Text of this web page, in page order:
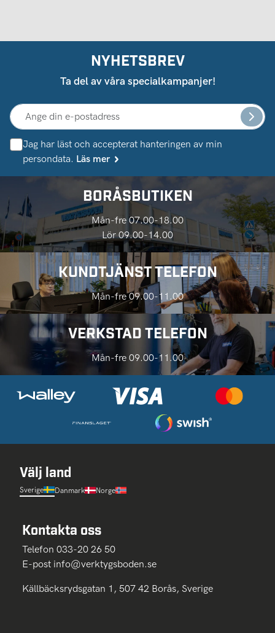
NYHETSBREV
Ta del av våra specialkampanjer!
Jag har läst och accepterat hanteringen av min
persondata. Läs mer
BORÅSBUTIKEN
Mån-fre 07.00-18.00
Lör 09.00-14.00
KUNDTJÄNST TELEFON
Mån-fre 09.00-11.00
VERKSTAD TELEFON
Mån-fre 09.00-11.00
Välj land
Sverige Danmark Norge
Kontakta oss
Telefon 033-20 26 50
E-post info@verktygsboden.se
Källbäcksrydsgatan 1, 507 42 Borås, Sverige